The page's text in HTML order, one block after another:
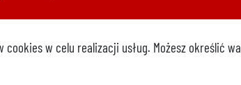
cookies w celu realizacji usług. Możesz określić